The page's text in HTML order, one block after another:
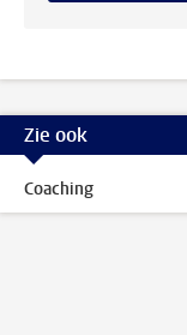
Zie ook
Coaching